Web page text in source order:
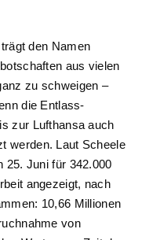
den Namen
aus vielen
zu schweigen –
die Entlass-
zur Lufthansa auch
werden. Laut Scheele
25. Juni für 342.000
angezeigt, nach
10,66 Millionen
von